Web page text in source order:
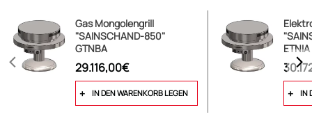
Gas Mongolengrill
"SAINSCHAND-850"
GTNBA
29.116,00€
IN DEN WARENKORB LEGEN
ETNIA
IN